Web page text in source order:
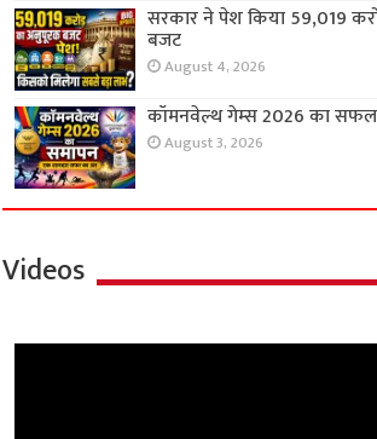
सरकार ने पेश किया 59,019
बजट
August 4, 2026
कॉमनवेल्थ गेम्स 2026 का
August 3, 2026
Videos